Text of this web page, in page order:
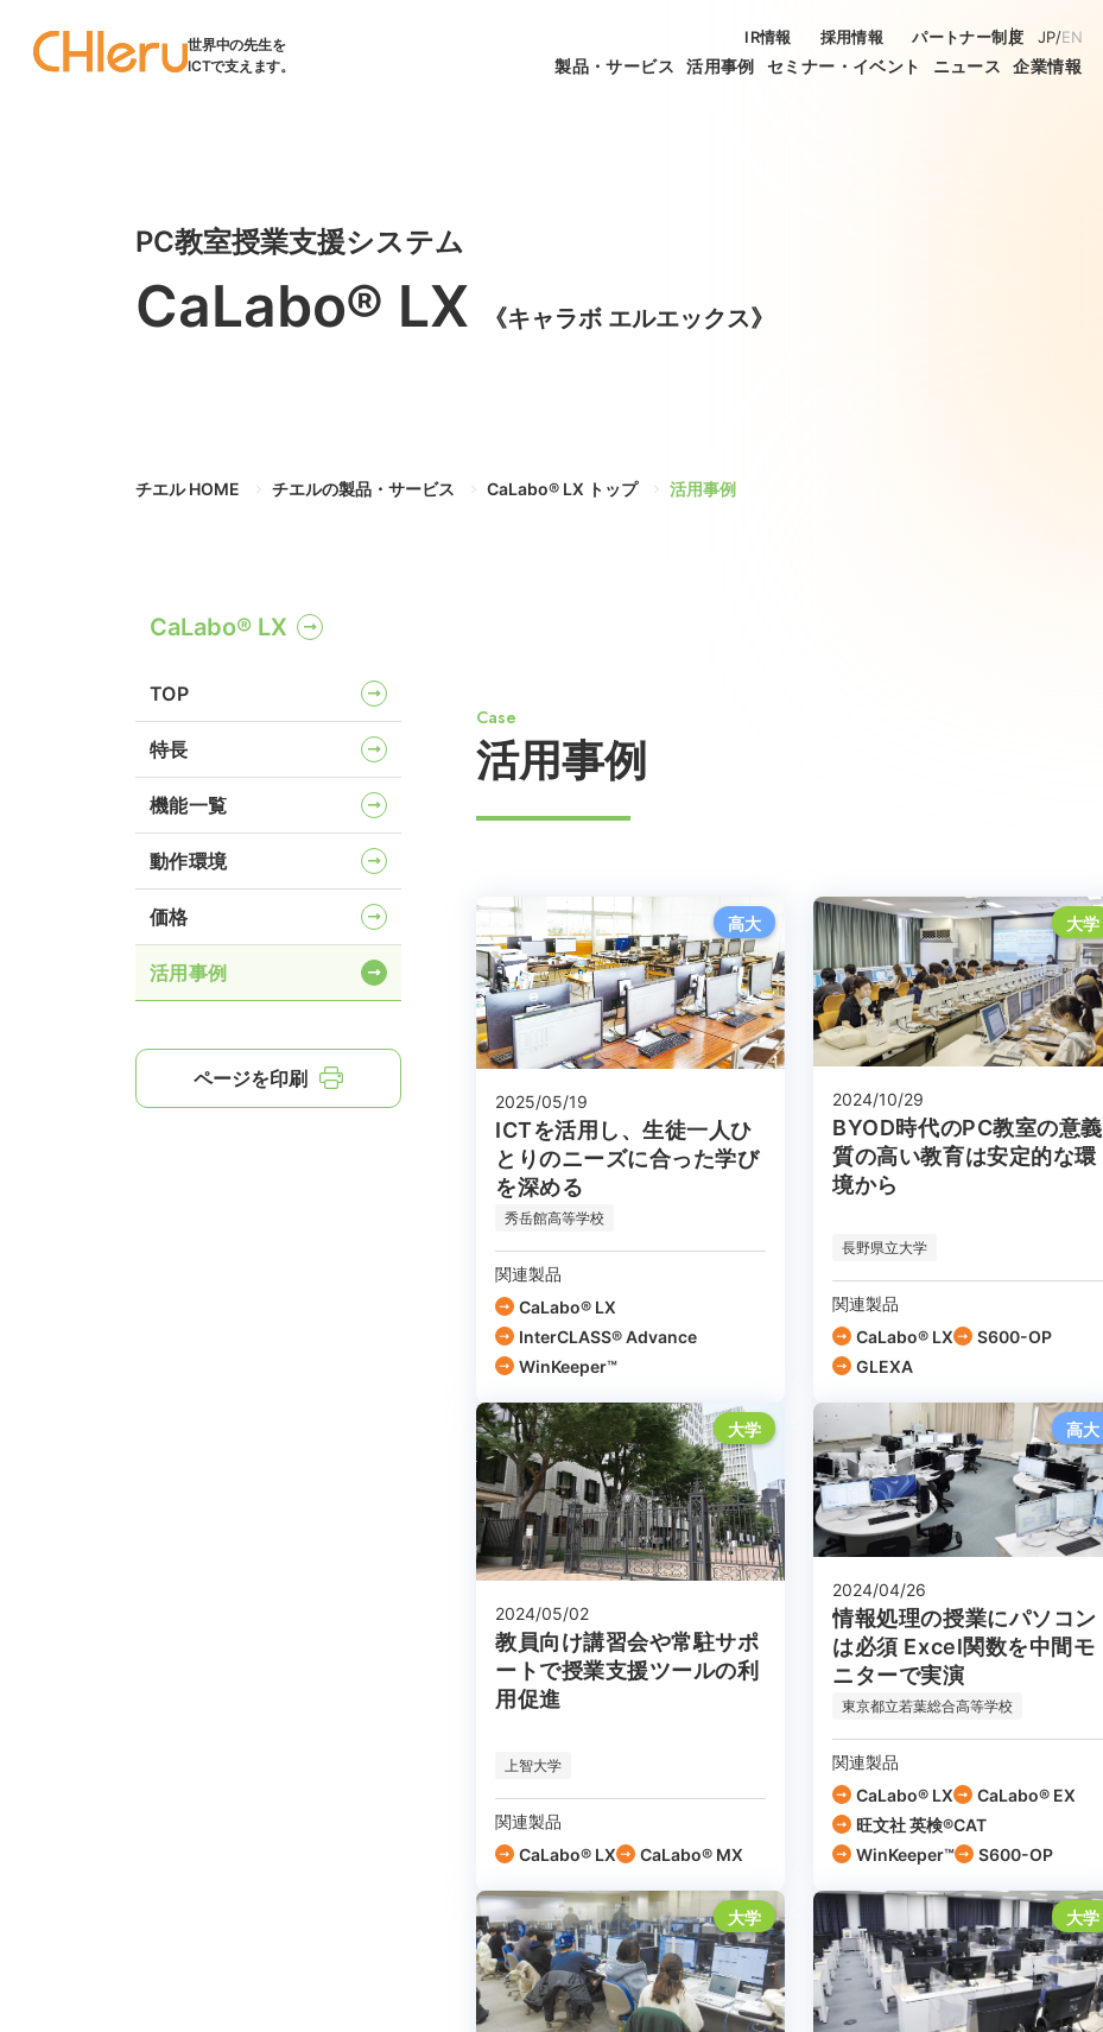
世界中の先生を
ICTで支えます。
製品・サービス 活用事例 セミナー・イベント ニュース 企業情報
IR情報 採用情報 パートナー制度 JP/EN
PC教室授業支援システム
CaLabo® LX 《キャラボ エルエックス》
チエル HOME チエルの製品・サービス CaLabo® LX トップ 活用事例
Case
活用事例
高大
2025/05/19
ICTを活用し、生徒一人ひ
とりのニーズに合った学び
を深める
秀岳館高等学校
関連製品
CaLabo® LX
InterCLASS® Advance
WinKeeper™
大学
2024/10/29
BYOD時代のPC教室の意義
質の高い教育は安定的な環
境から
長野県立大学
関連製品
CaLabo® LX
S600-OP
GLEXA
大学
2024/05/02
教員向け講習会や常駐サポ
ートで授業支援ツールの利
用促進
上智大学
関連製品
CaLabo® LX
CaLabo® MX
高大
2024/04/26
情報処理の授業にパソコン
は必須 Excel関数を中間モ
ニターで実演
東京都立若葉総合高等学校
関連製品
CaLabo® LX
CaLabo® EX
旺文社 英検®CAT
WinKeeper™
S600-OP
大学 大学
CaLabo® LX
TOP
特長
機能一覧
動作環境
価格
活用事例
ページを印刷